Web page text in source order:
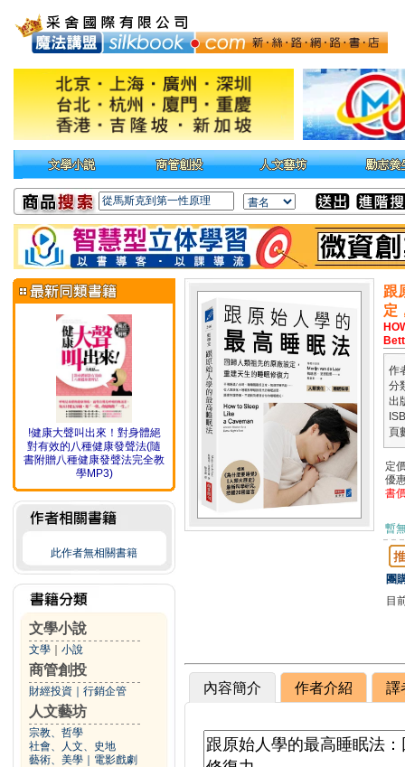
!健康大聲叫出來！對身體絕
對有效的八種健康發聲法(隨
書附贈八種健康發聲法完全教
學MP3)
此作者無相關書籍
文學小說
文學 小說
商管創投
財經投資 行銷企管
人文藝坊
宗教、哲學
社會、人文、史地
藝術、美學
電影戲劇
跟
定
作
分
出
頁
定
優
書
暫
團
目
內容簡介 作者介紹 譯